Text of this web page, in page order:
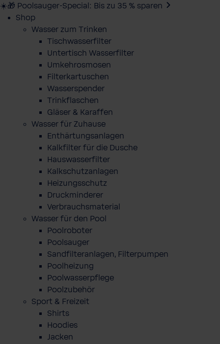
☀️🎁 Poolsauger-Special: Bis zu 35 % sparen
Shop
Wasser zum Trinken
Tischwasserfilter
Untertisch Wasserfilter
Umkehrosmosen
Filterkartuschen
Wasserspender
Trinkflaschen
Gläser & Karaffen
Wasser für Zuhause
Enthärtungsanlagen
Kalkfilter für die Dusche
Hauswasserfilter
Kalkschutzanlagen
Heizungsschutz
Druckminderer
Verbrauchsmaterial
Wasser für den Pool
Poolroboter
Poolsauger
Sandfilteranlagen, Filterpumpen
Poolheizung
Poolwasserpflege
Poolzubehör
Sport & Freizeit
Shirts
Hoodies
Jacken